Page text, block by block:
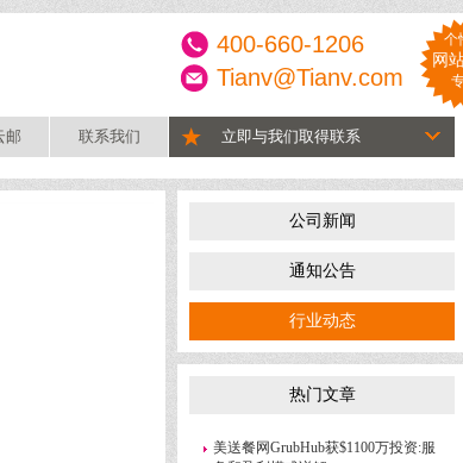
邮 联系我们 立即与我们取得联系
个
网
400-660-1206
Tianv@Tianv.com
公司新闻
通知公告
行业动态
热门文章
美送餐网GrubHub获$1100万投资:服